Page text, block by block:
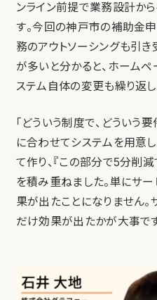
ンライン前提で業務設計か
す。今回の神戸市の補助金
務のアウトソーシングも引
が多いと分かると、ホーム
ステム自体の変更も繰り返し
「どういう制度で、どういう
に合わせてシステムを用意
て作り、『この部分で5分削
を積み重ねました。単にサ
果が出たことになりません
だけ効果が出たかが大事で